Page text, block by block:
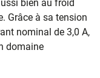
bien au froid
Grâce à sa tension
nominal de 3,0 A,
domaine